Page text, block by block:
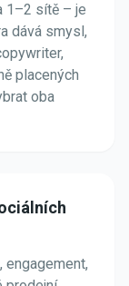
1–2 sítě – je
dává smysl,
placených
oba
engagement,